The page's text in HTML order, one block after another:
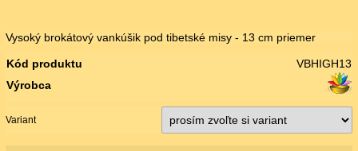
Vysoký brokátový vankúšik pod tibetské misy - 13 cm priemer
Kód produktu
VBHIGH13
Výrobca
Variant